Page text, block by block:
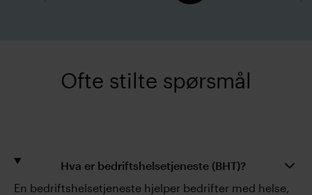
Ofte stilte spørsmål
Hva er bedriftshelsetjeneste (BHT)?
En bedriftshelsetjeneste hjelper bedrifter med helse,